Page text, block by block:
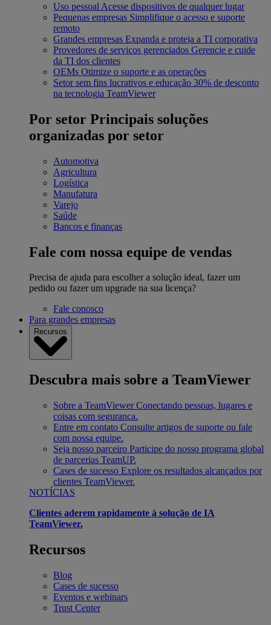
Uso pessoal Acesse dispositivos de qualquer lugar
Pequenas empresas Simplifique o acesso e suporte
remoto
Grandes empresas Expanda e proteja a TI corporativa
Provedores de serviços gerenciados Gerencie e cuide
da TI dos clientes
OEMs Otimize o suporte e as operações
Setor sem fins lucrativos e educação 30% de desconto
na tecnologia TeamViewer
Por setor Principais soluções
organizadas por setor
Automotiva
Agricultura
Logística
Manufatura
Varejo
Saúde
Bancos e finanças
Fale com nossa equipe de vendas
Precisa de ajuda para escolher a solução ideal, fazer um
pedido ou fazer um upgrade na sua licença?
Fale conosco
Para grandes empresas
Recursos
Descubra mais sobre a TeamViewer
Sobre a TeamViewer Conectando pessoas, lugares e
coisas com segurança.
Entre em contato Consulte artigos de suporte ou fale
com nossa equipe.
Seja nosso parceiro Participe do nosso programa global
de parcerias TeamUP.
Cases de sucesso Explore os resultados alcançados por
clientes TeamViewer.
NOTÍCIAS
Clientes aderem rapidamente à solução de IA
TeamViewer.
Recursos
Blog
Cases de sucesso
Eventos e webinars
Trust Center